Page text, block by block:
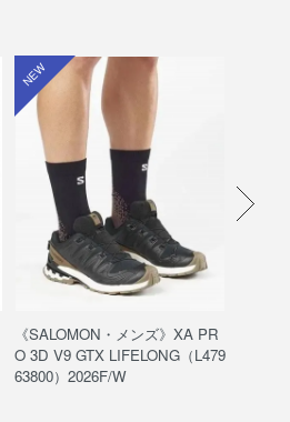
NEW
《SALOMON・メンズ》XA PR
O 3D V9 GTX LIFELONG（L479
63800）2026F/W